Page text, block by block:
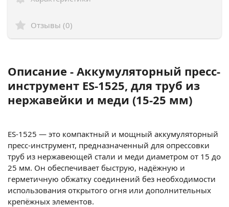
Отзывы (0)
Описание - Аккумуляторный пресс-
инструмент ES-1525, для труб из
нержавейки и меди (15-25 мм)
ES-1525 — это компактный и мощный аккумуляторный
пресс-инструмент, предназначенный для опрессовки
труб из нержавеющей стали и меди диаметром от 15 до
25 мм. Он обеспечивает быструю, надёжную и
герметичную обжатку соединений без необходимости
использования открытого огня или дополнительных
крепёжных элементов.